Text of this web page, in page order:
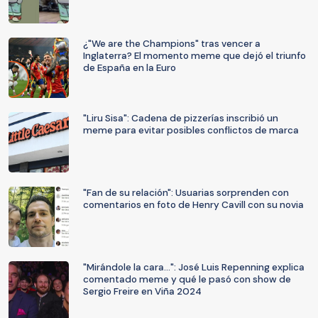
¿"We are the Champions" tras vencer a
Inglaterra? El momento meme que dejó el triunfo
de España en la Euro
"Liru Sisa": Cadena de pizzerías inscribió un
meme para evitar posibles conflictos de marca
"Fan de su relación": Usuarias sorprenden con
comentarios en foto de Henry Cavill con su novia
"Mirándole la cara...": José Luis Repenning explica
comentado meme y qué le pasó con show de
Sergio Freire en Viña 2024